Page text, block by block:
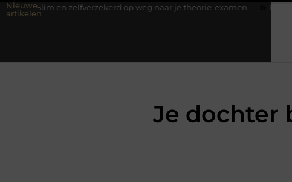
Nieuwe
artikelen
en zelfverzekerd op weg naar je theorie-examen Fysiotherapie
Je dochter